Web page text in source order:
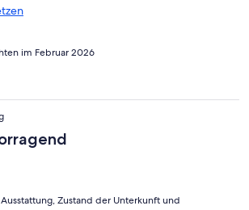
im Februar 2026
Zustand der Unterkunft und